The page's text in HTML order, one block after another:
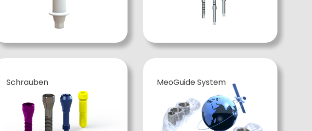
Schrauben MeoGuide System